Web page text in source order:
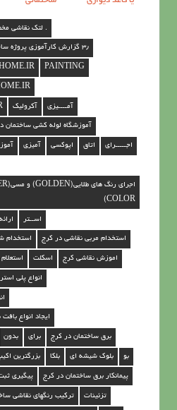
. لتک نقاشی
۳٫ گزارش کارآموزی پروژه ساختمانی واقع در عظیمیه کرج ۶۱ص
PAINTING
آکرولیک آمــــیزی
آموزشگاه لوله کشی ساختمان
آمیزی اپوکسی اتاق اجـــــرای
COLOR)
اســتر
استخدام استخدام مربی نقاشی در کرج
اسکلت اموزش نقاشی کرج
انواع پلی استر
ایجاد انواع
بدون برای برق ساختمان در کرج
بزرگترین بلکا بلوک شیشه ای بو
پیگیری پیمانکار برق ساختمان در کرج
ترکیب رنگهای نقاشی تزئینات